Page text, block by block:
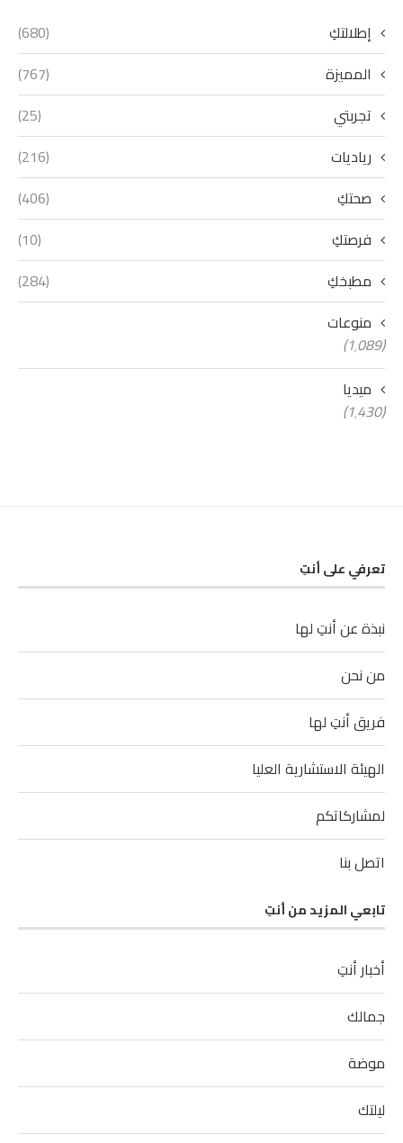
إطلالتكِ
(680)
المميزة
(767)
تجربتي
(25)
رياديات
(216)
صحتكِ
(406)
فرصتكِ
(10)
مطبخكِ
(284)
منوعات
(1٬089)
ميديا
(1٬430)
تعرفي على أنتِ
نبذة عن أنتِ لها
من نحن
فريق أنتِ لها
الهيئة الاستشارية العليا
لمشاركاتكم
اتصل بنا
تابعي المزيد من أنتِ
أخبار أنتِ
جمالك
موضة
ليلتك